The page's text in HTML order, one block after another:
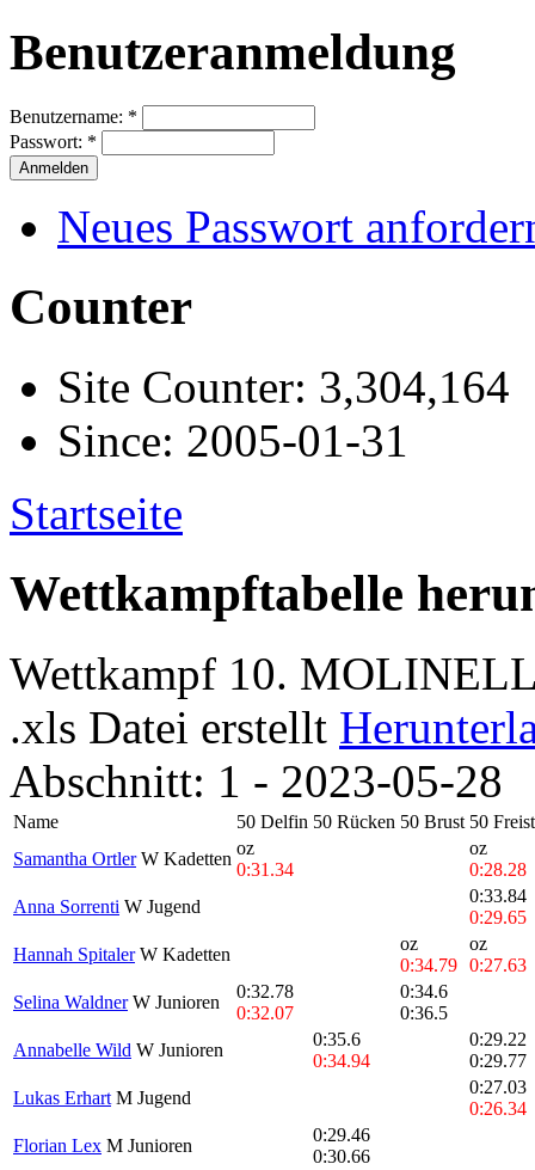
Benutzeranmeldung
Benutzername: *
Passwort: *
Neues Passwort
Counter
Site Counter: 3,304,164
Since: 2005-01-31
Startseite
Wettkampftabelle
Wettkampf 10.
.xls Datei erstellt
Abschnitt: 1 - 2023-05-28
Name 50 Delfin 50 Rücken 50 Brust 50
Samantha OrtlerW Kadetten
oz
0:31.34
oz
0:28.28
Anna Sorrenti W Jugend
0:33.84
0:29.65
Hannah SpitalerW Kadetten
oz
0:34.79
oz
0:27.63
Selina WaldnerW Junioren
0:32.78
0:32.07
0:34.6
0:36.5
Annabelle Wild W Junioren
0:35.6
0:34.94
0:29.22
0:29.77
Lukas Erhart M Jugend
0:27.03
0:26.34
Florian Lex M Junioren
0:29.46
0:30.66